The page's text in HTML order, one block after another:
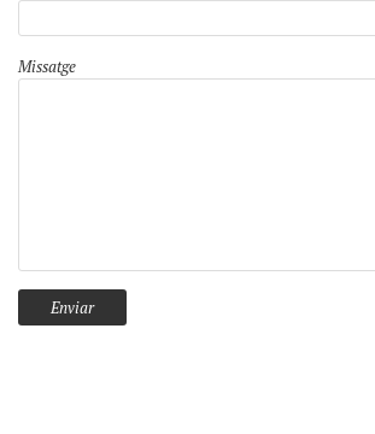
Missatge